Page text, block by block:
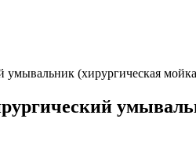
(хирургическая